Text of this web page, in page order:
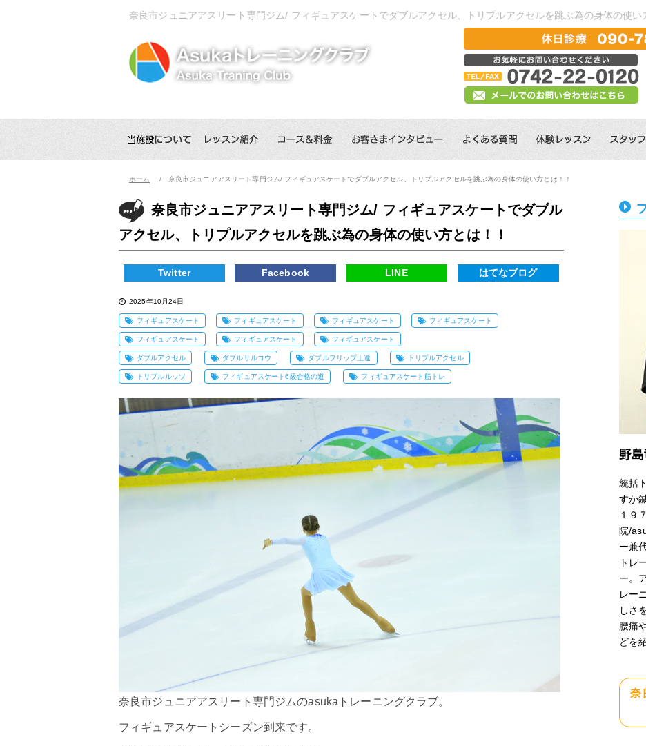
奈良市ジュニアアスリート専門ジム/ フィギュアスケートでダブルアクセル、トリプルアクセルを跳ぶ為の身体の使い
ホーム 奈良市ジュニアアスリート専門ジム/ フィギュアスケートでダブルアクセル、トリプルアクセルを跳ぶ為の身体の使い方とは！！
奈良市ジュニアアスリート専門ジム/ フィギュアスケートでダブル
アクセル、トリプルアクセルを跳ぶ為の身体の使い方とは！！
Twitter Facebook LINE はてなブログ
2025年10月24日
フィギュアスケート フィギュアスケート フィギュアスケート フィギュアスケート
フィギュアスケート フィギュアスケート フィギュアスケート
ダブルアクセル ダブルサルコウ ダブルフリップ上達 トリプルアクセル
トリプルルッツ フィギュアスケート6級合格の道 フィギュアスケート筋トレ
奈良市ジュニアアスリート専門ジムのasukaトレーニングクラブ。
フィギュアスケートシーズン到来です。
野
統括
すか
１９
院/
ー兼
トレ
ー。
レー
しさ
腰痛
どを
奈